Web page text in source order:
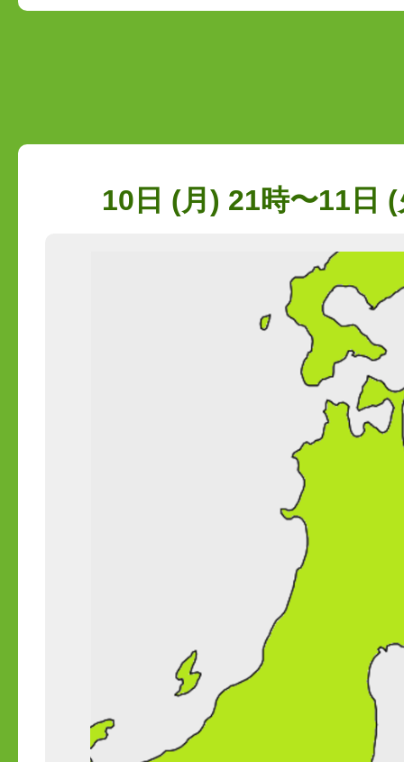
10日 (月) 21時〜11日